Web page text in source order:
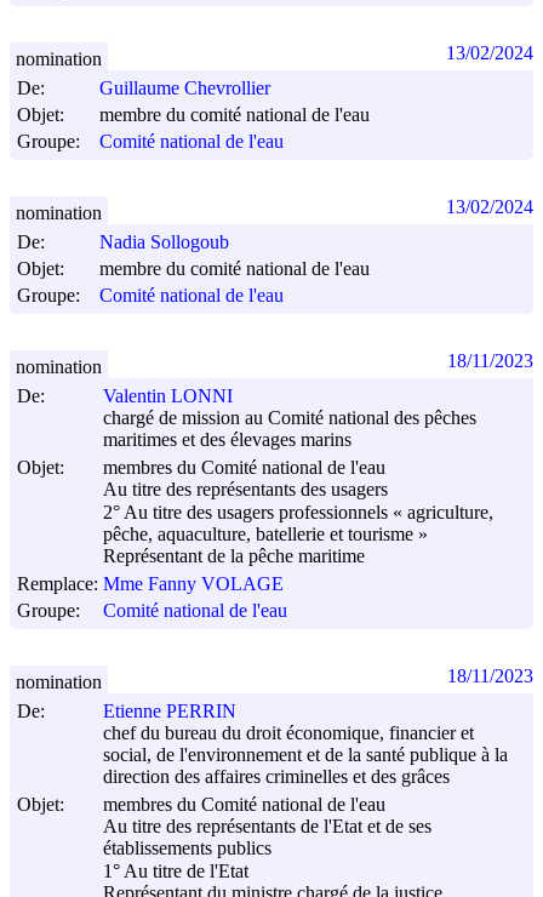
De:
Guillaume Chevrollier
Objet:
membre du comité national de l'eau
Groupe:
Comité national de l'eau
nomination 13/02/2024
De:
Nadia Sollogoub
Objet:
membre du comité national de l'eau
Groupe:
Comité national de l'eau
nomination 13/02/2024
De:
Valentin LONNI
chargé de mission au Comité national des pêches
maritimes et des élevages marins
Objet:
membres du Comité national de l'eau
Au titre des représentants des usagers
2° Au titre des usagers professionnels « agriculture,
pêche, aquaculture, batellerie et tourisme »
Représentant de la pêche maritime
Remplace: Mme Fanny VOLAGE
Groupe:
Comité national de l'eau
nomination 18/11/2023
De:
Etienne PERRIN
chef du bureau du droit économique, financier et
social, de l'environnement et de la santé publique à la
direction des affaires criminelles et des grâces
Objet:
membres du Comité national de l'eau
Au titre des représentants de l'Etat et de ses
établissements publics
1° Au titre de l'Etat
nomination 18/11/2023